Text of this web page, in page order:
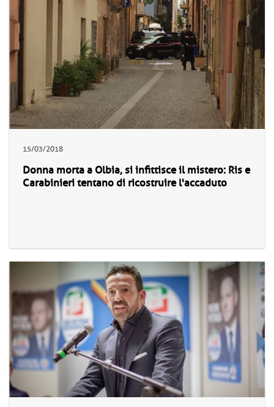
15/03/2018
Donna morta a Olbia, si infittisce il mistero: Ris e
Carabinieri tentano di ricostruire l'accaduto